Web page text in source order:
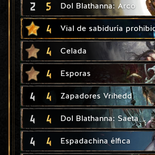
2 5 Dol Blathanna: Arco
4 Vial de sabiduría
4 Celada
4 Esporas
4 4 Zapadores Vrihedd
4 4 Dol Blathanna: Saeta
4 4 Espadachina élfica